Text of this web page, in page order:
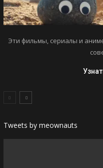
Эти фильмы, сериалы и
Tweets by meownauts